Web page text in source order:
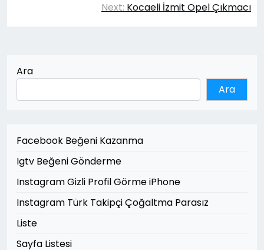
Next: Kocaeli İzmit Opel Çıkmacı
Ara
Ara
Facebook Beğeni Kazanma
Igtv Beğeni Gönderme
Instagram Gizli Profil Görme iPhone
Instagram Türk Takipçi Çoğaltma Parasız
Liste
Sayfa Listesi